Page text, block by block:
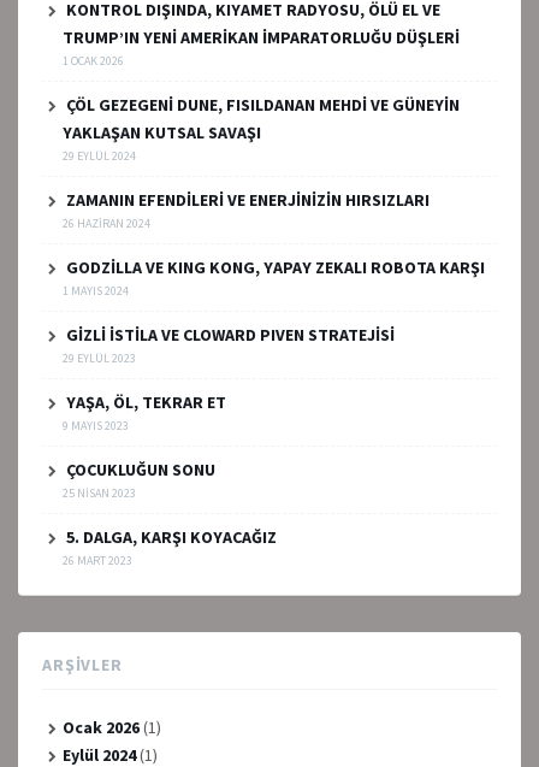
KONTROL DIŞINDA, KIYAMET RADYOSU, ÖLÜ EL VE
TRUMP’IN YENİ AMERİKAN İMPARATORLUĞU DÜŞLERİ
1 OCAK 2026
ÇÖL GEZEGENİ DUNE, FISILDANAN MEHDİ VE GÜNEYİN
YAKLAŞAN KUTSAL SAVAŞI
29 EYLÜL 2024
ZAMANIN EFENDİLERİ VE ENERJİNİZİN HIRSIZLARI
26 HAZIRAN 2024
GODZİLLA VE KING KONG, YAPAY ZEKALI ROBOTA KARŞI
1 MAYIS 2024
GİZLİ İSTİLA VE CLOWARD PIVEN STRATEJİSİ
29 EYLÜL 2023
YAŞA, ÖL, TEKRAR ET
9 MAYIS 2023
ÇOCUKLUĞUN SONU
25 NISAN 2023
5. DALGA, KARŞI KOYACAĞIZ
26 MART 2023
ARŞIVLER
Ocak 2026(1)
Eylül 2024(1)